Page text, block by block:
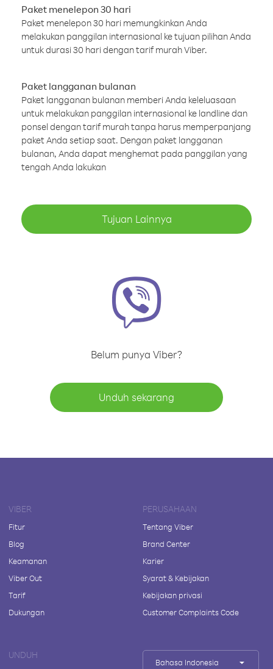
Paket menelepon 30 hari
Paket menelepon 30 hari memungkinkan Anda
melakukan panggilan internasional ke tujuan pilihan Anda
untuk durasi 30 hari dengan tarif murah Viber.
Paket langganan bulanan
Paket langganan bulanan memberi Anda keleluasaan
untuk melakukan panggilan internasional ke landline dan
ponsel dengan tarif murah tanpa harus memperpanjang
paket Anda setiap saat. Dengan paket langganan
bulanan, Anda dapat menghemat pada panggilan yang
tengah Anda lakukan
Tujuan Lainnya
Belum punya Viber?
Unduh sekarang
VIBER
Fitur
Blog
Keamanan
Viber Out
Tarif
Dukungan
PERUSAHAAN
Tentang Viber
Brand Center
Karier
Syarat & Kebijakan
Kebijakan privasi
Customer Complaints Code
UNDUH
Bahasa Indonesia